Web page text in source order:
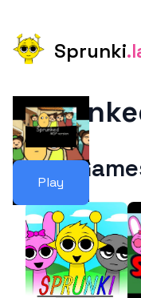
Sprunki
Play
More